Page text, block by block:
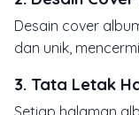
Desain cover
dan unik,
3. Tata Letak
Setiap halaman